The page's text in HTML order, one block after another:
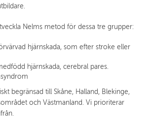
Nelms metod för dessa tre grupper:
hjärnskada, som efter stroke eller
hjärnskada, cerebral pares.
begränsad till Skåne, Halland, Blekinge,
och Västmanland. Vi prioriterar